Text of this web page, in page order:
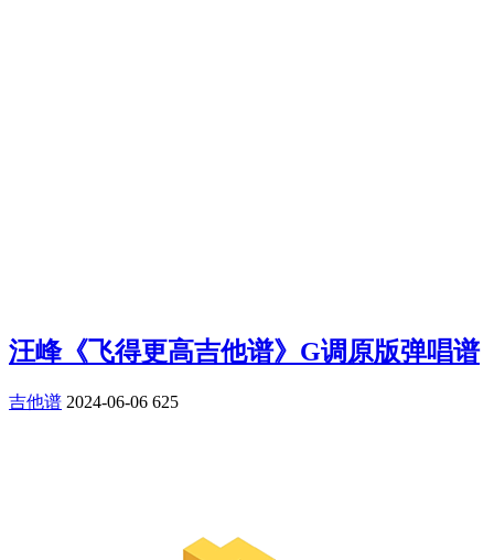
汪峰《飞得更高吉他谱》G调原版弹唱谱
吉他谱 2024-06-06 625